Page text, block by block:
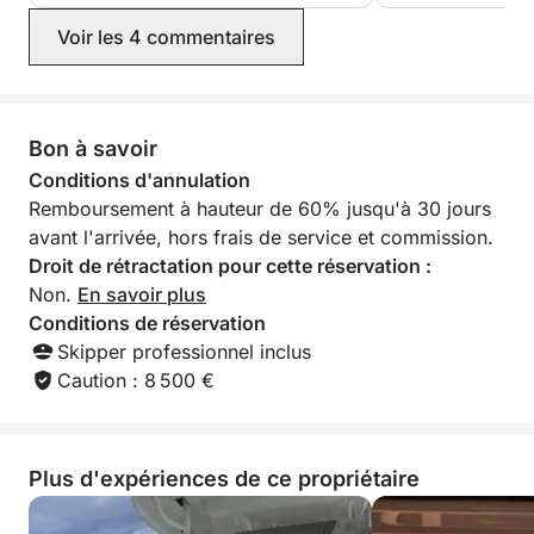
Retour à Cannes – 18h
Navigation retour en douceur vers Cannes, avec une
⸻
Inclus dans la prestation
• Catamaran Bali 4.2 privatisé
• Skipper professionnel
• Soft drinks à bord
• Carburant inclus
• Journée complète (10h – 18h)
couple, entre amis ou en famille, pour découvrir les
plus beaux sites de la Côte d’Azur depuis la mer.
Voir les 4 commentaires
Bon à savoir
Conditions d'annulation
Remboursement à hauteur de 60% jusqu'à 30 jours
avant l'arrivée, hors frais de service et commission.
Droit de rétractation pour cette réservation :
Non. En savoir plus
Conditions de réservation
Skipper professionnel inclus
Caution : 8 500 €
Plus d'expériences de ce propriétaire